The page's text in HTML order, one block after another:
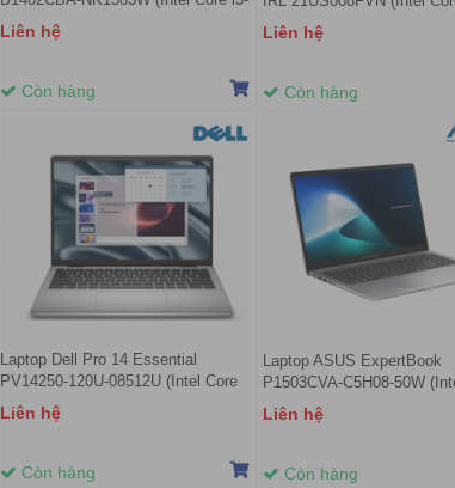
1235U | 8GB DDR4 | 256GB | Intel
UHD Graphics | 14 inch FHD |
Liên hệ
Còn hàng
13420H | 16GB | 512GB |
Graphics | 16 inch WUXGA
Liên hệ
Còn hàng
Laptop Dell Pro 14 Essential
PV14250-120U-08512U (Intel Core
5 120U | RAM 8GB | SSD 512GB |
Intel Graphics | 14" FHD+ | Ubuntu |
Liên hệ
Còn hàng
Laptop ASUS ExpertBook
P1503CVA-C5H08-50W
5 Processor 210H | Intel
15.6 inch FHD | 8GB |
Liên hệ
Còn hàng